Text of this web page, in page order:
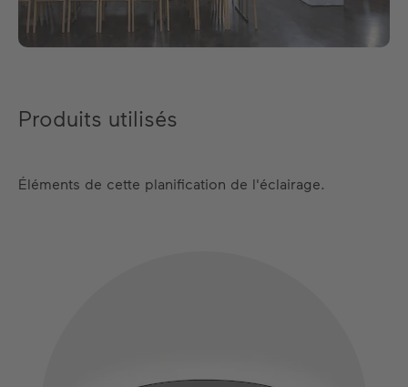
Produits utilisés
Éléments de cette planification de l'éclairage.